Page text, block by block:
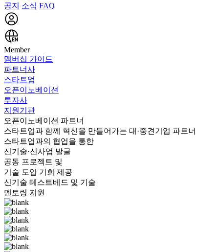
공지
소식 FAQ
Member
멤버십 가이드
파트너사
스타트업
오픈이노베이션
투자사
지원기관
오픈이노베이션 파트너
스타트업과 함께 혁신을 만들어가는 대·중견기업 파트너
스타트업과의 협업을 통한
신기술·신사업 발굴
공동 프로젝트 및
기술 도입 기회 제공
신기술 테스트베드 및 기술
멘토링 지원